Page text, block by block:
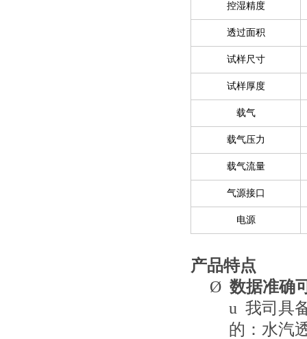
控湿精度
透过面积
试样尺寸
试样厚度
载气
载气压力
载气流量
气源接口
电源
产品特点
Ø 数据准确
u 我司具
的：水汽